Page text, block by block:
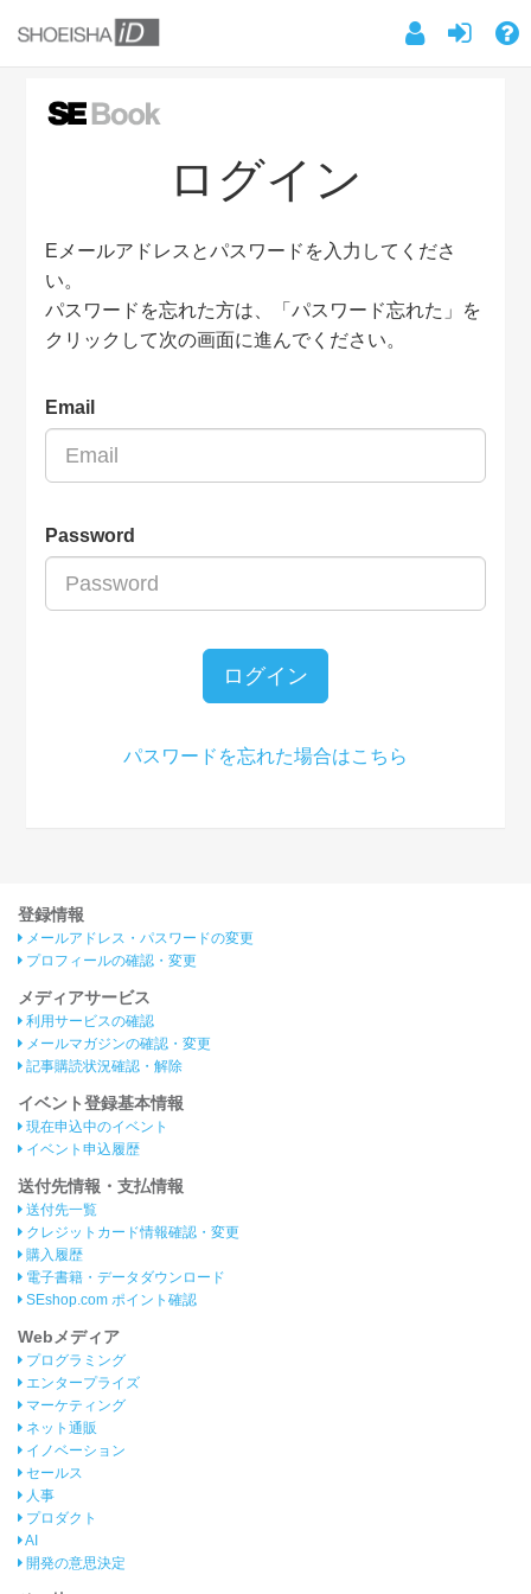
ログイン
Eメールアドレスとパスワードを入力してくださ
い。
パスワードを忘れた方は、「パスワード忘れた」を
クリックして次の画面に進んでください。
Email
Password
ログイン
パスワードを忘れた場合はこちら
登録情報
メールアドレス・パスワードの変更
プロフィールの確認・変更
メディアサービス
利用サービスの確認
メールマガジンの確認・変更
記事購読状況確認・解除
イベント登録基本情報
現在申込中のイベント
イベント申込履歴
送付先情報・支払情報
送付先一覧
クレジットカード情報確認・変更
購入履歴
電子書籍・データダウンロード
SEshop.com ポイント確認
Webメディア
プログラミング
エンタープライズ
マーケティング
ネット通販
イノベーション
セールス
人事
プロダクト
AI
開発の意思決定